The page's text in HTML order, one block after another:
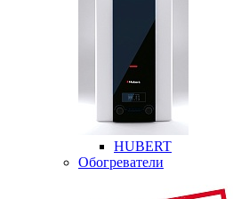
HUBERT
Обогреватели